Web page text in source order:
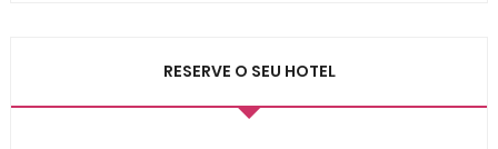
RESERVE O SEU HOTEL